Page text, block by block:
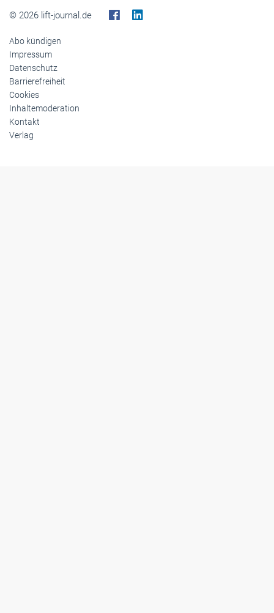
© 2026 lift-journal.de
Abo kündigen
Impressum
Datenschutz
Barrierefreiheit
Cookies
Inhaltemoderation
Kontakt
Verlag